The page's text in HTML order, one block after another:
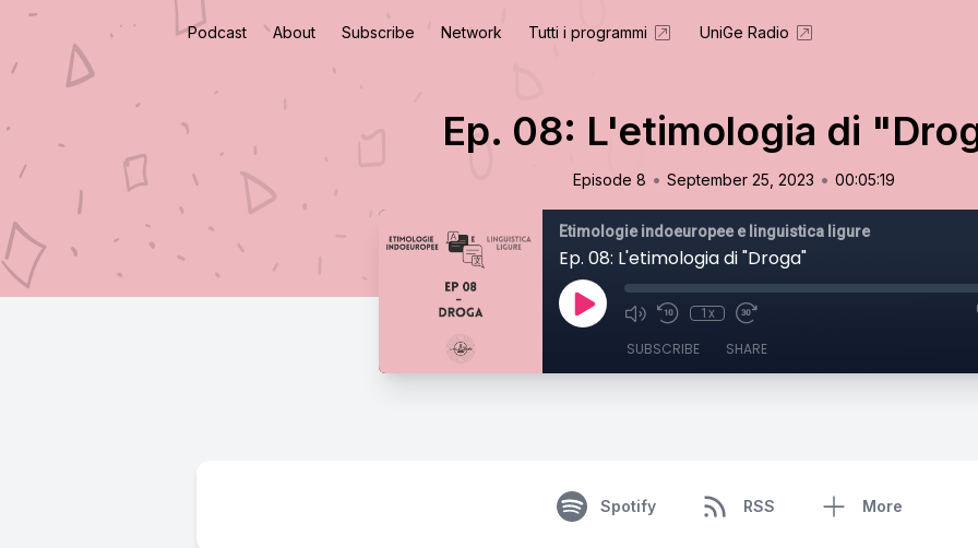
Podcast About Subscribe Network Tutti i programmi UniGe Radio
Ep. 08: L'etimologia di
Episode 8 • September 25, 2023 • 00:05:19
Etimologie indoeuropee e linguistica ligure
Ep. 08: L'etimologia di "Droga"
1x
SUBSCRIBE SHARE
Spotify RSS More